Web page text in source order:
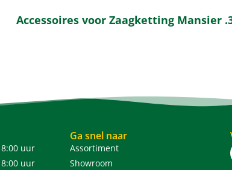
Accessoires voor Zaagketting Mansier
uur
uur
Ga snel naar
Assortiment
Showroom